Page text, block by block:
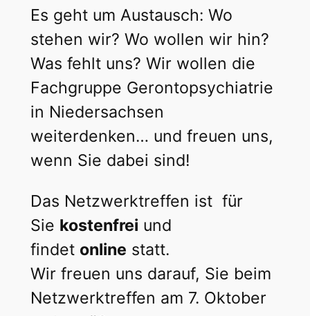
Es geht um Austausch: Wo
stehen wir? Wo wollen wir hin?
Was fehlt uns? Wir wollen die
Fachgruppe Gerontopsychiatrie
in Niedersachsen
weiterdenken… und freuen uns,
wenn Sie dabei sind!
Das Netzwerktreffen ist für
Sie kostenfrei und
findet online statt.
Wir freuen uns darauf, Sie beim
Netzwerktreffen am 7. Oktober